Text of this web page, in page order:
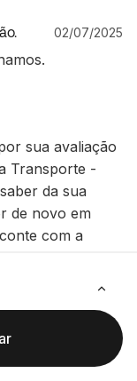
02/07/2025
sua avaliação
Transporte -
da sua
de novo em
com a